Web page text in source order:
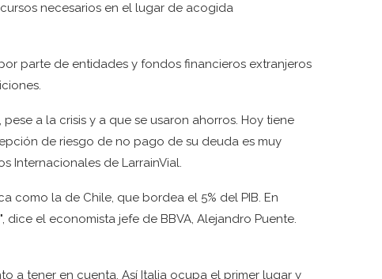
necesarios en el lugar de acogida
parte de entidades y fondos financieros extranjeros
a la crisis y a que se usaron ahorros. Hoy tiene
de riesgo de no pago de su deuda es muy
Internacionales de LarrainVial.
como la de Chile, que bordea el 5% del PIB. En
el economista jefe de BBVA, Alejandro Puente.
a tener en cuenta. Así Italia ocupa el primer lugar y